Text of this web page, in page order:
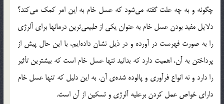
چگونه و به چه علت گفته می‌شود که عسل خام به این امر کمک می‌کند؟
دلایل مفید بودن عسل خام به عنوان یکی از طبیعی‌ترین درمانها برای آلرژی
را به صورت فهرست در آورده و در ذیل نشان داده‌ایم، با این حال پیش از
پرداختن به آن، اهمیت دارد که بدانید تنها عسل خام است که بیشترین تأثیر
را دارد و نه انواع فرآوری و پالوده شده‌ی آن. به این دلیل که تنها عسل خام
دارای خواص عمل کردن برعلیه آلرژی و تسکین از آن است.